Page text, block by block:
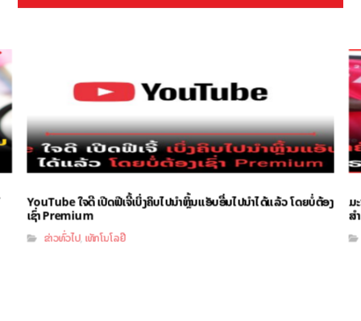
YouTube ໃຈດີ ເປີດຟີເຈີ້ເບິ່ງຄິບໄປນຳຫຼິ້ນແອັບອື່ນໄປນຳໄດ້ແລ້ວ ໂດຍບໍ່ຕ້ອງ
ເຊົ່າ Premium
ຂ່າວທົ່ວໄປ ເທັກໂນໂລຢີ
ມ
ສ